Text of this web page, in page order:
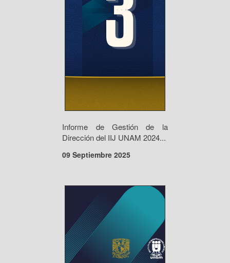
Informe de Gestión de la
Dirección del IIJ UNAM 2024...
09 Septiembre 2025